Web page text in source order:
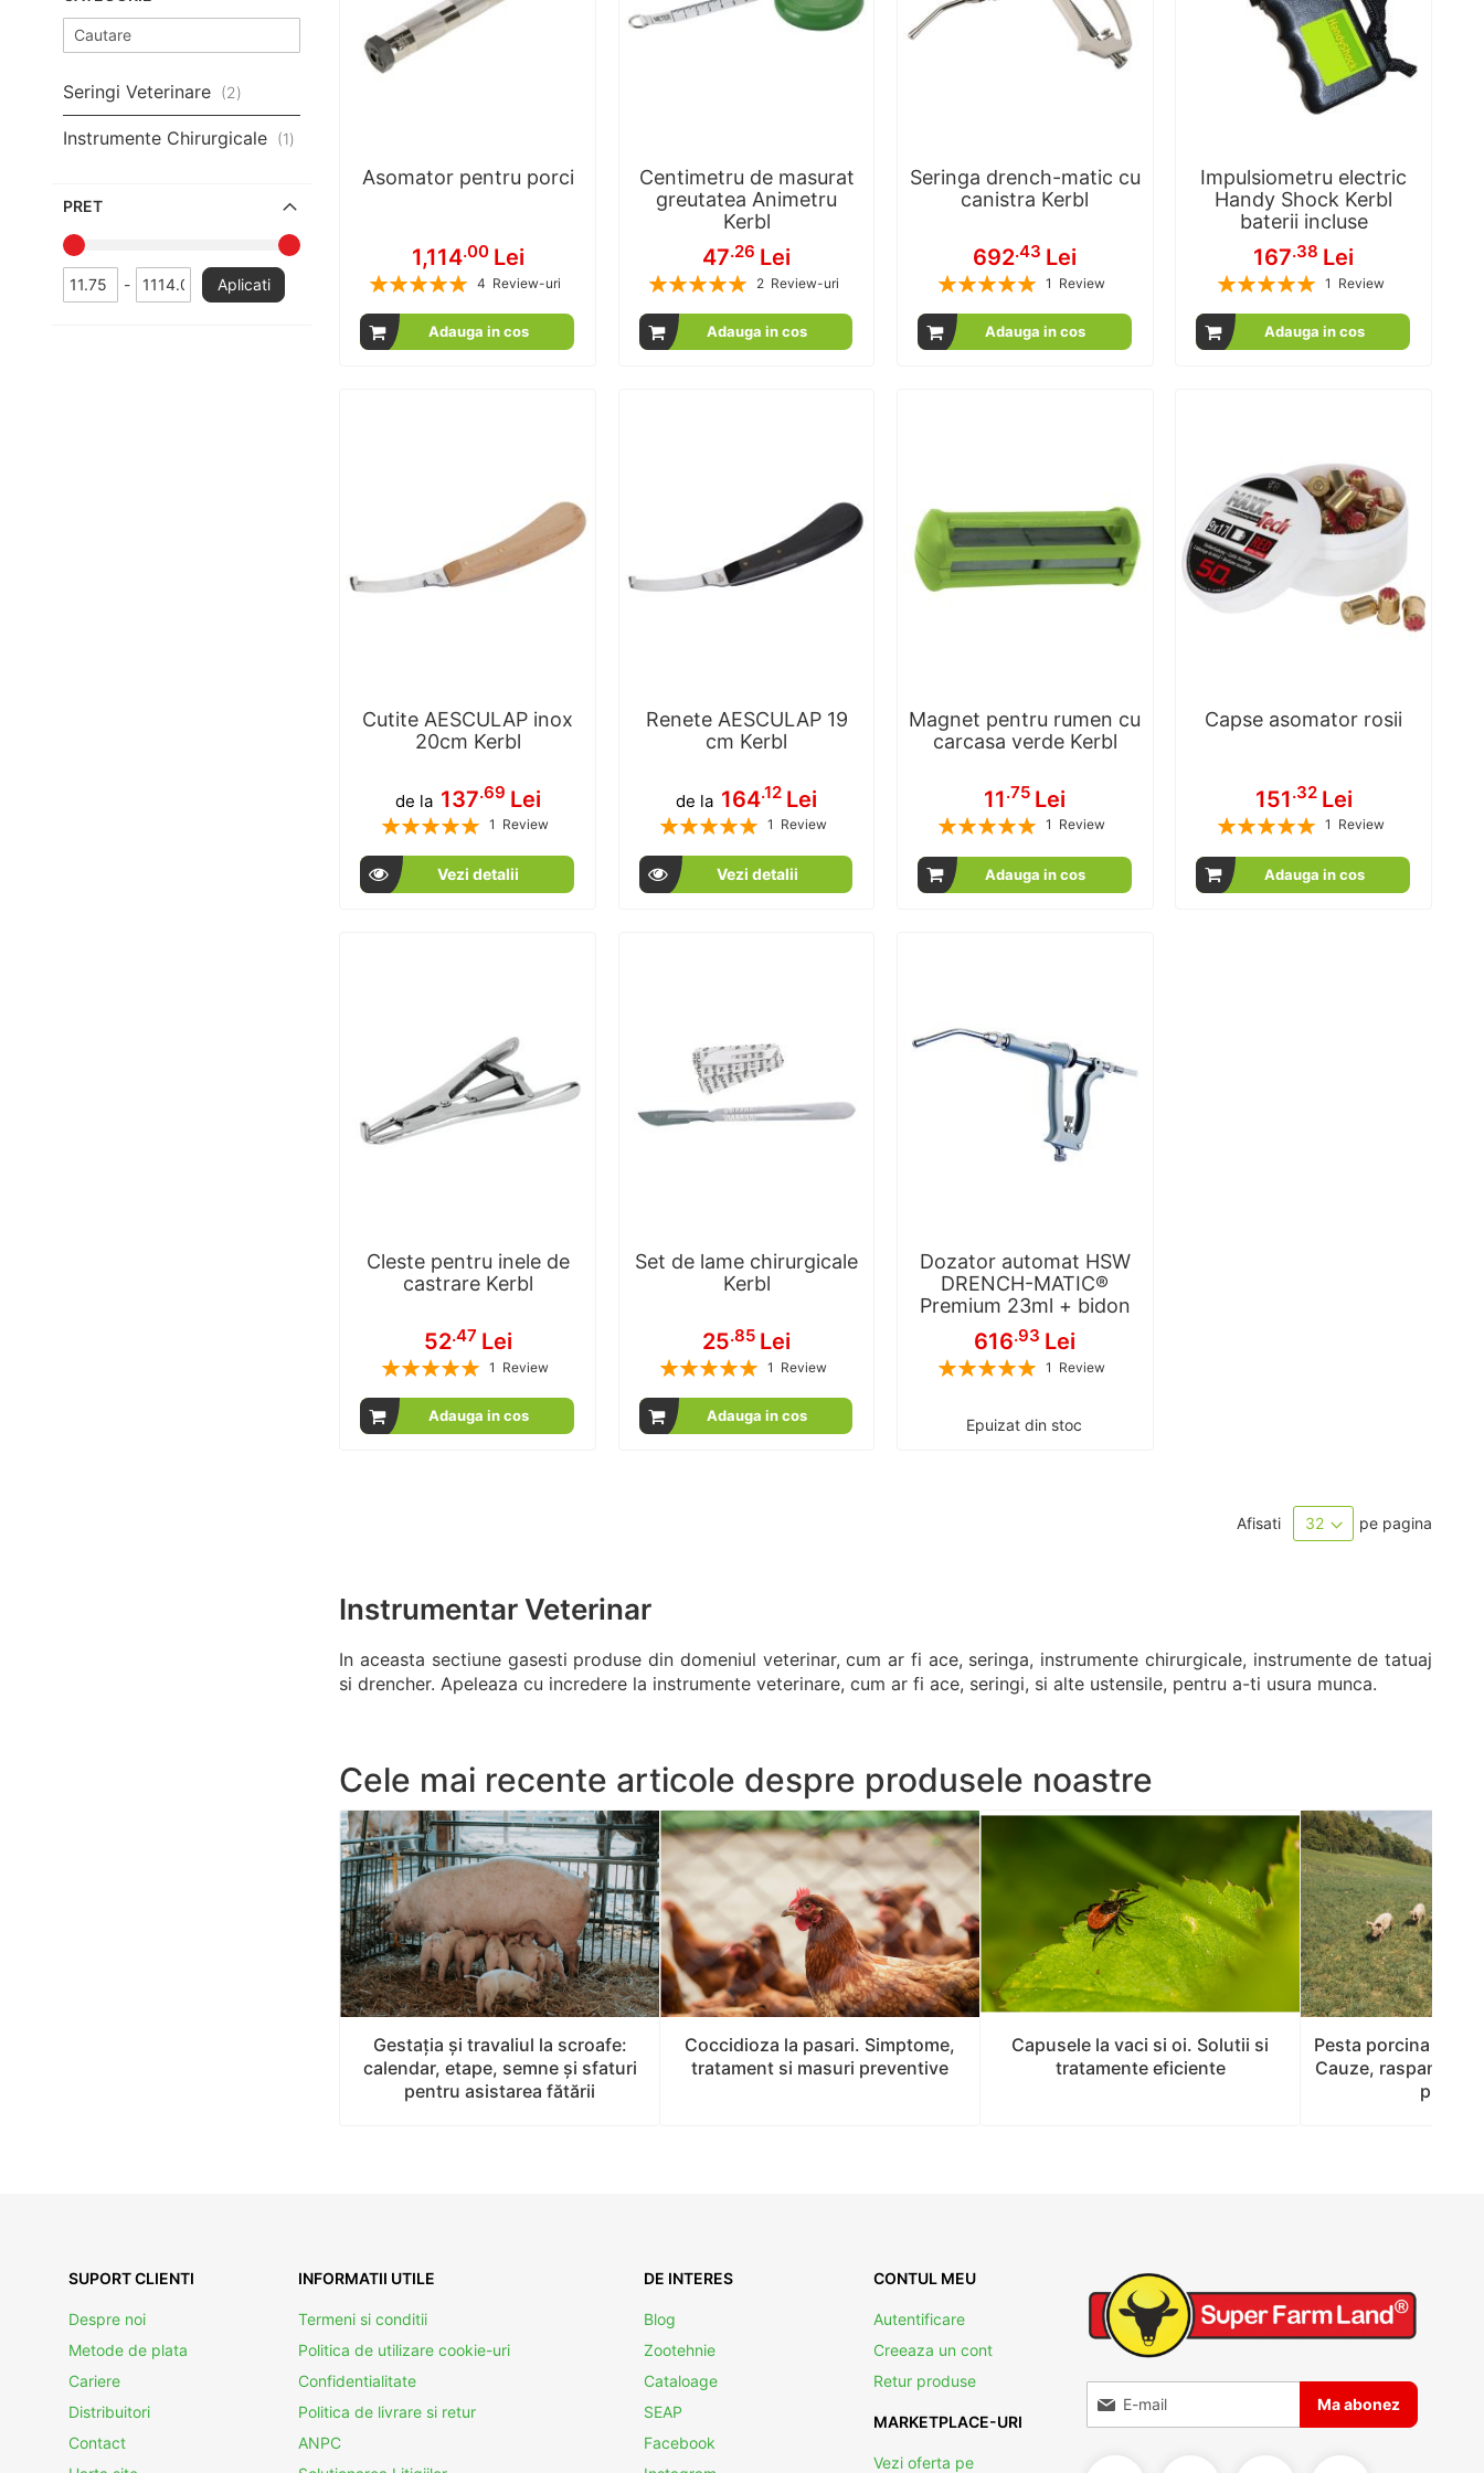
Asomator pentru porci
1,114.00 Lei
Rating:
4 Review-uri
Adauga in cos
Centimetru de masurat
greutatea Animetru
Kerbl
47.26 Lei
Rating:
2 Review-uri
Adauga in cos
Seringa drench-matic cu
canistra Kerbl
692.43 Lei
Rating:
1 Review
Adauga in cos
Impulsiometru electric
Handy Shock Kerbl
baterii incluse
167.38 Lei
Rating:
1 Review
Adauga in cos
Cutite AESCULAP inox
20cm Kerbl
de la 137.69 Lei
Rating:
1 Review
Vezi detalii
Renete AESCULAP 19
cm Kerbl
de la 164.12 Lei
Rating:
1 Review
Vezi detalii
Magnet pentru rumen cu
carcasa verde Kerbl
11.75 Lei
Rating:
1 Review
Adauga in cos
Capse asomator rosii
151.32 Lei
Rating:
1 Review
Adauga in cos
Cleste pentru inele de
castrare Kerbl
52.47 Lei
Rating:
1 Review
Adauga in cos
Set de lame chirurgicale
Kerbl
25.85 Lei
Rating:
1 Review
Adauga in cos
Dozator automat HSW
DRENCH-MATIC®
Premium 23ml + bidon
616.93 Lei
Rating:
1 Review
Epuizat din stoc
Afisati pe pagina
Instrumentar Veterinar
In aceasta sectiune gasesti produse din domeniul veterinar, cum ar fi ace, seringa, instrumente chirurgicale, instrumente de tatuaj
si drencher. Apeleaza cu incredere la instrumente veterinare, cum ar fi ace, seringi, si alte ustensile, pentru a-ti usura munca.
Cele mai recente articole despre produsele noastre
Gestaţia și travaliul la scroafe:
calendar, etape, semne şi sfaturi
pentru asistarea fătării
Coccidioza la pasari. Simptome,
tratament si masuri preventive
Capusele la vaci si oi. Solutii si
tratamente eficiente
Pesta porcina
Cauze, raspandire
Seringi Veterinare 2articole
Instrumente Chirurgicale 1articol
PRET
- Aplicati
SUPORT CLIENTI
Despre noi
Metode de plata
Cariere
Distribuitori
Contact
INFORMATII UTILE
Termeni si conditii
Politica de utilizare cookie-uri
Confidentialitate
Politica de livrare si retur
ANPC
DE INTERES
Blog
Zootehnie
Cataloage
SEAP
Facebook
CONTUL MEU
Autentificare
Creeaza un cont
Retur produse
MARKETPLACE-URI
Vezi oferta pe
Inscrieti-va la Buletinele noastre informative
Ma abonez